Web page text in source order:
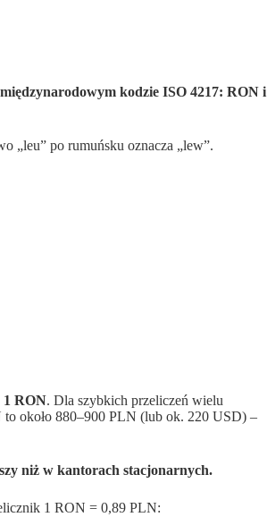
kodzie ISO 4217: RON i
„leu” po rumuńsku oznacza „lew”.
1 RON. Dla szybkich przeliczeń wielu
około 880–900 PLN (lub ok. 220 USD) –
niż w kantorach stacjonarnych.
1 RON = 0,89 PLN: